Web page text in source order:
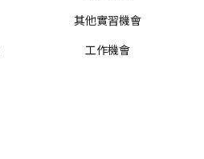
其他實習機會
工作機會